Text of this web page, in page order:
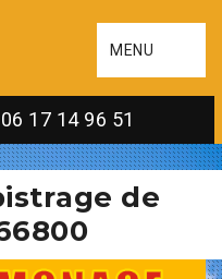
MENU
06 17 14 96 51
de